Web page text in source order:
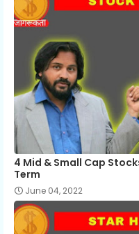
4 Mid & Small Cap
Term
June 04, 2022